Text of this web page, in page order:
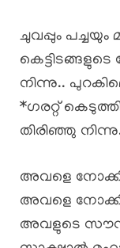
ചുവപ്പും
നിന്നു..
*ഗരറ്റ്
തിരിഞ്ഞു
അവളെ
അവളെ
അവളുടെ